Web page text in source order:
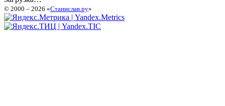
© 2000 – 2026 «Станислав.ру»